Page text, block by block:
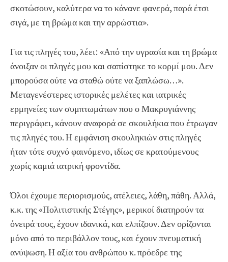
σκοτώσουν, καλύτερα να το κάνανε φανερά, παρά έτσι
σιγά, με τη βρώμα και την αρρώστια».
Για τις πληγές του, λέει: «Από την υγρασία και τη βρώμα
άνοιξαν οι πληγές μου και σαπίστηκε το κορμί μου. Δεν
μπορούσα ούτε να σταθώ ούτε να ξαπλώσω…».
Μεταγενέστερες ιστορικές μελέτες και ιατρικές
ερμηνείες των συμπτωμάτων που ο Μακρυγιάννης
περιγράφει, κάνουν αναφορά σε σκουλήκια που έτρωγαν
τις πληγές του. Η εμφάνιση σκουληκιών στις πληγές
ήταν τότε συχνό φαινόμενο, ιδίως σε κρατούμενους
χωρίς καμιά ιατρική φροντίδα.
Όλοι έχουμε περιορισμούς, ατέλειες, λάθη, πάθη. Αλλά,
κ.κ. της «Πολιτιστικής Στέγης», μερικοί διατηρούν τα
όνειρά τους, έχουν ιδανικά, και ελπίζουν. Δεν ορίζονται
μόνο από το περιβάλλον τους, και έχουν πνευματική
ανύψωση. Η αξία του ανθρώπου κ. πρόεδρε της